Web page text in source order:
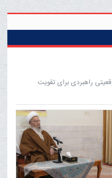
راهبردی برای تقویت